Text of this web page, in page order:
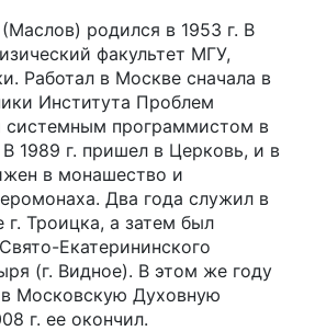
родился в 1953 г. В
факультет МГУ,
Работал в Москве сначала в
Института Проблем
системным программистом в
1989 г. пришел в Церковь, и в
в монашество и
Два года служил в
Троицка, а затем был
Екатерининского
(г. Видное). В этом же году
в Московскую Духовную
г. ее окончил.